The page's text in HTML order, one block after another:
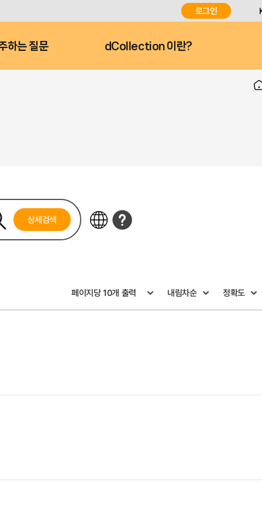
로그인
하는 질문 dCollection 이란?
상세검색